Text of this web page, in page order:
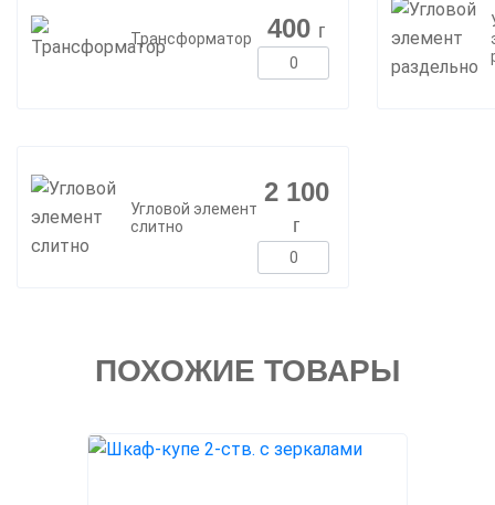
Трансформатор 400 г
Угловой элемент
слитно
2 100
г
ПОХОЖИЕ ТОВАРЫ